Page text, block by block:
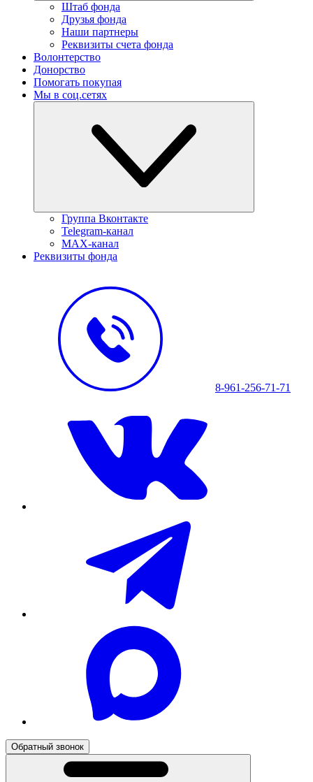
Штаб фонда
Друзья фонда
Наши партнеры
Реквизиты счета фонда
Волонтерство
Донорство
Помогать покупая
Мы в соц.сетях
Группа Вконтакте
Telegram-канал
MAX-канал
Реквизиты фонда
8-961-256-71-71
Обратный звонок